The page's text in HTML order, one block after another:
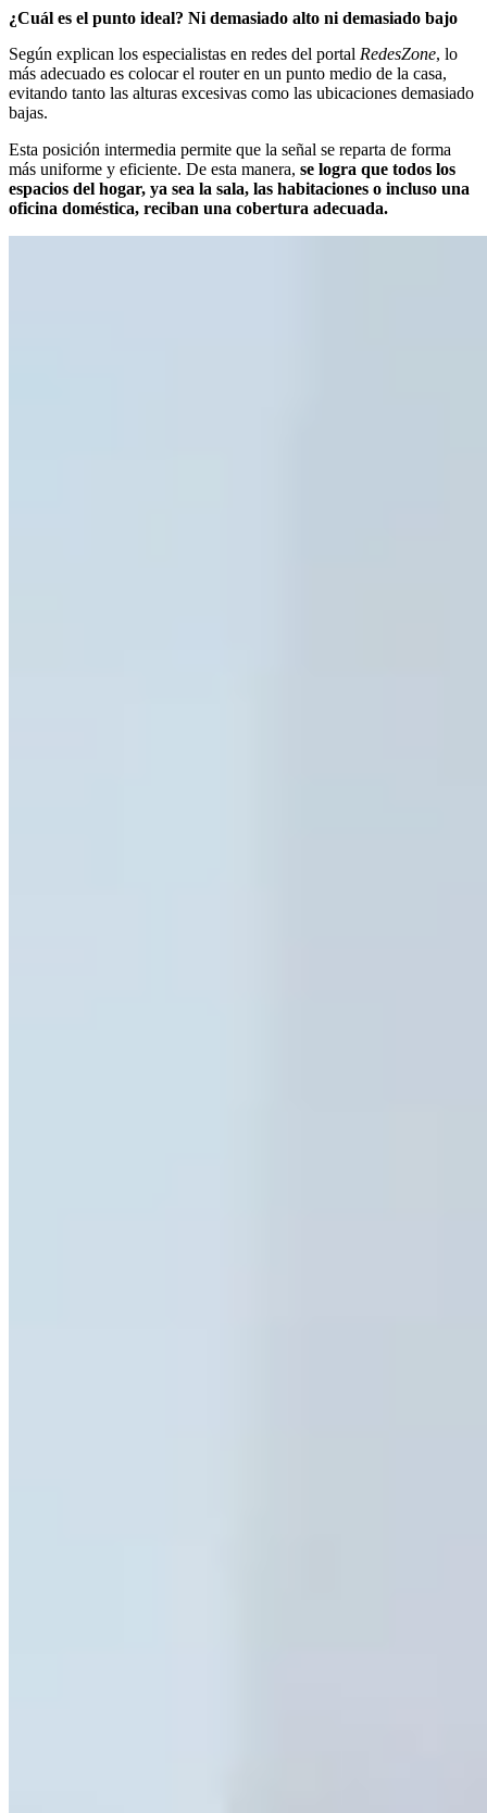
¿Cuál es el punto ideal? Ni demasiado alto ni demasiado bajo
Según explican los especialistas en redes del portal RedesZone, lo
más adecuado es colocar el router en un punto medio de la casa,
evitando tanto las alturas excesivas como las ubicaciones demasiado
bajas.
Esta posición intermedia permite que la señal se reparta de forma
más uniforme y eficiente. De esta manera, se logra que todos los
espacios del hogar, ya sea la sala, las habitaciones o incluso una
oficina doméstica, reciban una cobertura adecuada.